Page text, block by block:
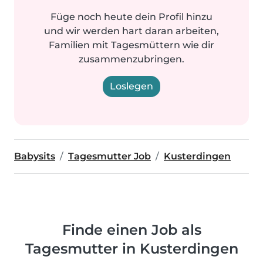
Füge noch heute dein Profil hinzu
und wir werden hart daran arbeiten,
Familien mit Tagesmüttern wie dir
zusammenzubringen.
Loslegen
Babysits Tagesmutter Job Kusterdingen
Finde einen Job als
Tagesmutter in Kusterdingen